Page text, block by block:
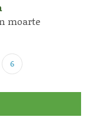
moarte
6